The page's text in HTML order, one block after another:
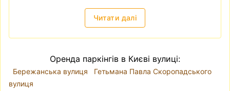
Читати далі
Оренда паркінгів в Києві вулиці:
Бережанська вулиця
Гетьмана Павла Скоропадського
вулиця